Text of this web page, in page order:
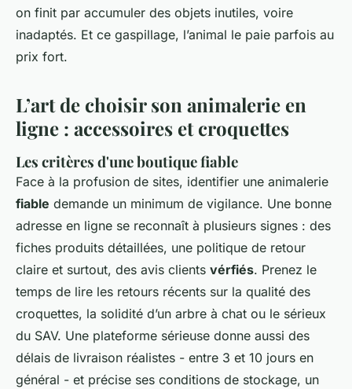
on finit par accumuler des objets inutiles, voire
inadaptés. Et ce gaspillage, l’animal le paie parfois au
prix fort.
L’art de choisir son animalerie en
ligne : accessoires et croquettes
Les critères d'une boutique fiable
Face à la profusion de sites, identifier une animalerie
fiable demande un minimum de vigilance. Une bonne
adresse en ligne se reconnaît à plusieurs signes : des
fiches produits détaillées, une politique de retour
claire et surtout, des avis clients vérfiés. Prenez le
temps de lire les retours récents sur la qualité des
croquettes, la solidité d’un arbre à chat ou le sérieux
du SAV. Une plateforme sérieuse donne aussi des
délais de livraison réalistes - entre 3 et 10 jours en
général - et précise ses conditions de stockage, un